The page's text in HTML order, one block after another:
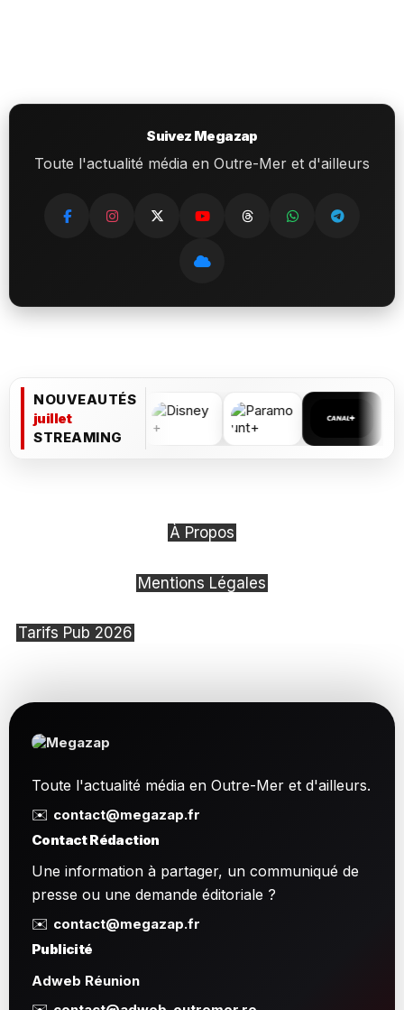
Suivez Megazap
Toute l'actualité média en Outre-Mer et d'ailleurs
NOUVEAUTÉS
juillet
STREAMING
À Propos
Mentions Légales
Tarifs Pub 2026
Toute l'actualité média en Outre-Mer et d'ailleurs.
✉️ contact@megazap.fr
Contact Rédaction
Une information à partager, un communiqué de
presse ou une demande éditoriale ?
✉️ contact@megazap.fr
Publicité
Adweb Réunion